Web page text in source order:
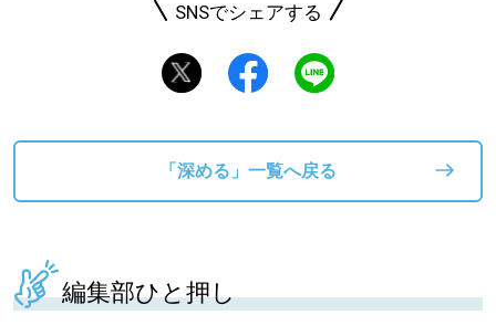
SNSでシェアする
「深める」一覧へ戻る
編集部ひと押し